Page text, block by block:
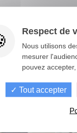
Respect de
Nous utilisons
mesurer
pouvez
Tout accepter